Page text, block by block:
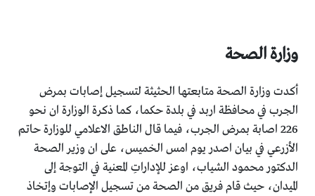
وزارة الصحة
أكدت وزارة الصحة متابعتها الحثيثة لتسجيل إصابات بمرض
الجرب في محافظة اربد في بلدة حكما، كما ذكرة الوزارة ان نحو
226 اصابة بمرض الجرب، فيما قال الناطق الاعلامي للوزارة حاتم
الأزرعي في بيان اصدر يوم امس الخميس، على ان وزير الصحة
الدكتور محمود الشياب، اوعز للإداراتِ المعنية في التوجة إلى
الميدان، حيث قام فريق من الصحة من تسجيل الإصابات وإتخاذ